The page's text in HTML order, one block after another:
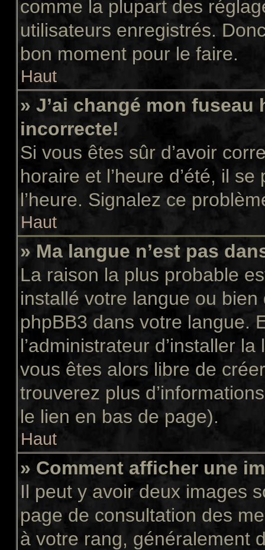
comme la plupart des
utilisateurs enregistrés.
bon moment pour le faire.
Haut
» J’ai changé mon fuseau
incorrecte!
Si vous êtes sûr d’avoir
horaire et l’heure d’été, il
l’heure. Signalez ce
Haut
» Ma langue n’est pas
La raison la plus probable
installé votre langue ou
phpBB3 dans votre langue.
l’administrateur d’installer
vous êtes alors libre de
trouverez plus
le lien en bas de page).
Haut
» Comment afficher une
Il peut y avoir deux images
page de consultation des
à votre rang, généralement